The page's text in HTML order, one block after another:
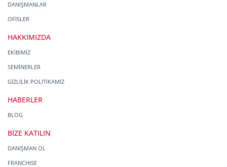
DANIŞMANLAR
OFİSLER
HAKKIMIZDA
EKİBİMİZ
SEMİNERLER
GİZLİLİK POLİTİKAMIZ
HABERLER
BLOG
BİZE KATILIN
DANIŞMAN OL
FRANCHISE